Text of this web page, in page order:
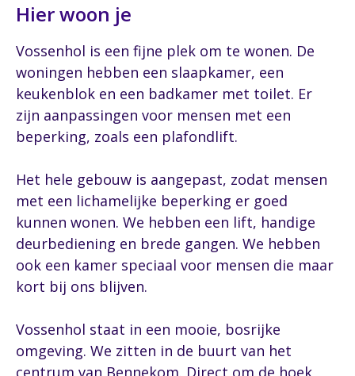
Hier woon je
Vossenhol is een fijne plek om te wonen. De
woningen hebben een slaapkamer, een
keukenblok en een badkamer met toilet. Er
zijn aanpassingen voor mensen met een
beperking, zoals een plafondlift.
Het hele gebouw is aangepast, zodat mensen
met een lichamelijke beperking er goed
kunnen wonen. We hebben een lift, handige
deurbediening en brede gangen. We hebben
ook een kamer speciaal voor mensen die maar
kort bij ons blijven.
Vossenhol staat in een mooie, bosrijke
omgeving. We zitten in de buurt van het
centrum van Bennekom. Direct om de hoek